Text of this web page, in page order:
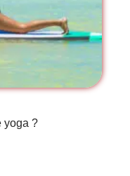
yoga ?